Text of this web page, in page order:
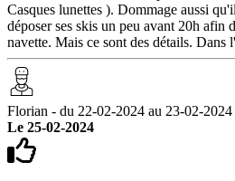
Casques lunettes ). Dommage aussi
déposer ses skis un peu avant 20h afin
navette. Mais ce sont des détails. Dans
Florian - du 22-02-2024 au 23-02-2024
Le 25-02-2024